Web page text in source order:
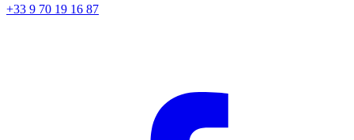
+33 9 70 19 16 87